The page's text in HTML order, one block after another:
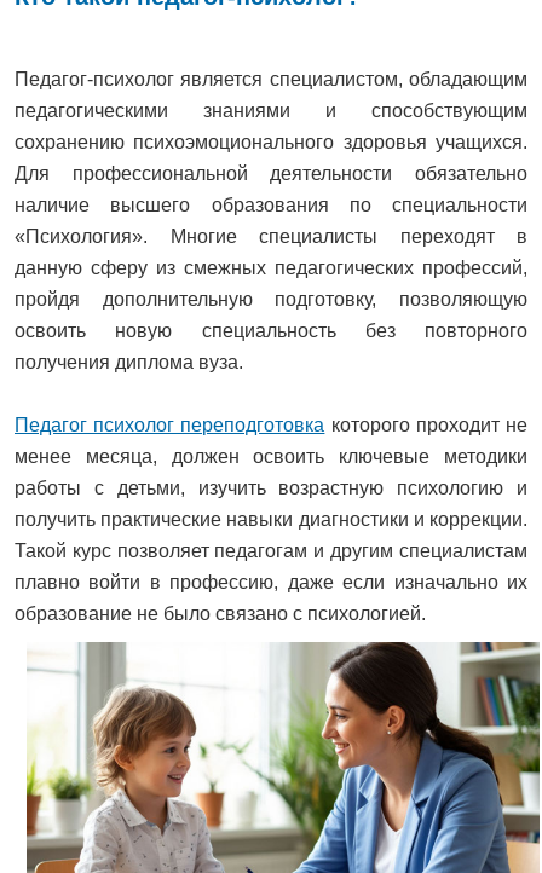
Педагог-психолог является специалистом, обладающим
педагогическими знаниями и способствующим
сохранению психоэмоционального здоровья учащихся.
Для профессиональной деятельности обязательно
наличие высшего образования по специальности
«Психология». Многие специалисты переходят в
данную сферу из смежных педагогических профессий,
пройдя дополнительную подготовку, позволяющую
освоить новую специальность без повторного
получения диплома вуза.
Педагог психолог переподготовка которого проходит не
менее месяца, должен освоить ключевые методики
работы с детьми, изучить возрастную психологию и
получить практические навыки диагностики и коррекции.
Такой курс позволяет педагогам и другим специалистам
плавно войти в профессию, даже если изначально их
образование не было связано с психологией.